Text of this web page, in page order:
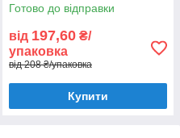
Готово до відправки
від 197,60 ₴/
упаковка
від 208 ₴/упаковка
Купити